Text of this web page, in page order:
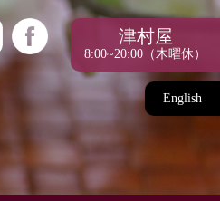
津村屋
8:00~20:00（木曜休）
English